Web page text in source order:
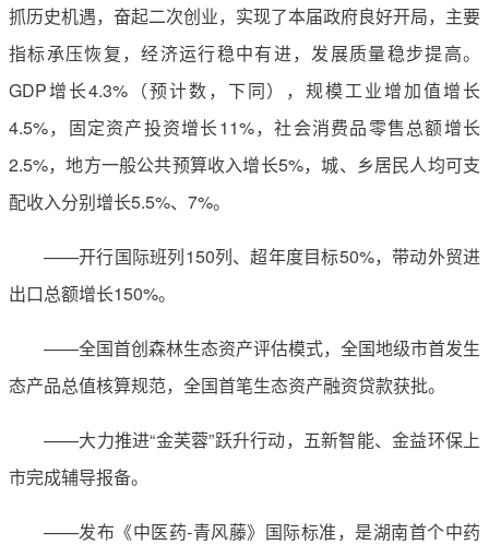
抓历史机遇，奋起二次创业，实现了本届政府良好开局，主要
指标承压恢复，经济运行稳中有进，发展质量稳步提高。
GDP增长4.3%（预计数，下同），规模工业增加值增长
4.5%，固定资产投资增长11%，社会消费品零售总额增长
2.5%，地方一般公共预算收入增长5%，城、乡居民人均可支
配收入分别增长5.5%、7%。
——开行国际班列150列、超年度目标50%，带动外贸进
出口总额增长150%。
——全国首创森林生态资产评估模式，全国地级市首发生
态产品总值核算规范，全国首笔生态资产融资贷款获批。
——大力推进“金芙蓉”跃升行动，五新智能、金益环保上
市完成辅导报备。
——发布《中医药-青风藤》国际标准，是湖南首个中药